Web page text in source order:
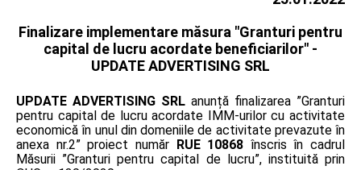
Finalizare implementare măsura "Granturi pentru
capital de lucru acordate beneficiarilor" -
UPDATE ADVERTISING SRL
UPDATE ADVERTISING SRL anunță finalizarea ”Granturi
pentru capital de lucru acordate IMM-urilor cu activitate
economică în unul din domeniile de activitate prevazute în
anexa nr.2” proiect număr RUE 10868 înscris în cadrul
Măsurii ”Granturi pentru capital de lucru”, instituită prin